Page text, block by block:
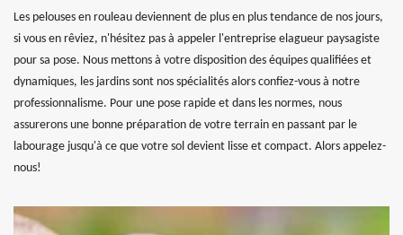
Les pelouses en rouleau deviennent de plus en plus tendance de nos jours,
si vous en rêviez, n'hésitez pas à appeler l'entreprise elagueur paysagiste
pour sa pose. Nous mettons à votre disposition des équipes qualifiées et
dynamiques, les jardins sont nos spécialités alors confiez-vous à notre
professionnalisme. Pour une pose rapide et dans les normes, nous
assurerons une bonne préparation de votre terrain en passant par le
labourage jusqu'à ce que votre sol devient lisse et compact. Alors appelez-
nous!